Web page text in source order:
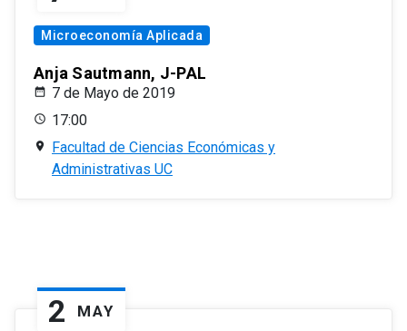
Microeconomía Aplicada
Anja Sautmann, J-PAL
7 de Mayo de 2019
17:00
Facultad de Ciencias Económicas y
Administrativas UC
2 MAY